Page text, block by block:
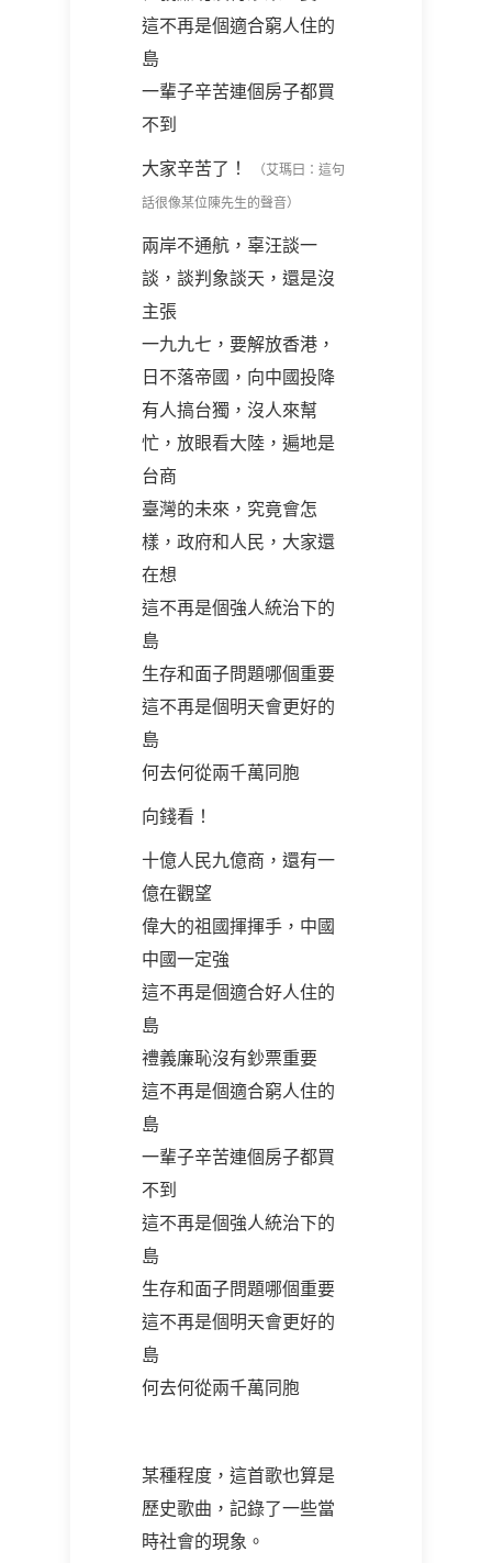
這不再是個適合窮人住的
島
一輩子辛苦連個房子都買
不到
大家辛苦了！
（艾瑪曰：這句
話很像某位陳先生的聲音）
兩岸不通航，辜汪談一
談，談判象談天，還是沒
主張
一九九七，要解放香港，
日不落帝國，向中國投降
有人搞台獨，沒人來幫
忙，放眼看大陸，遍地是
台商
臺灣的未來，究竟會怎
樣，政府和人民，大家還
在想
這不再是個強人統治下的
島
生存和面子問題哪個重要
這不再是個明天會更好的
島
何去何從兩千萬同胞
向錢看！
十億人民九億商，還有一
億在觀望
偉大的祖國揮揮手，中國
中國一定強
這不再是個適合好人住的
島
禮義廉恥沒有鈔票重要
這不再是個適合窮人住的
島
一輩子辛苦連個房子都買
不到
這不再是個強人統治下的
島
生存和面子問題哪個重要
這不再是個明天會更好的
島
何去何從兩千萬同胞
某種程度，這首歌也算是
歷史歌曲，記錄了一些當
時社會的現象。